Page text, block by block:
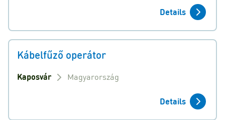
Details
Kábelfűző operátor
Kaposvár Magyarország
Details